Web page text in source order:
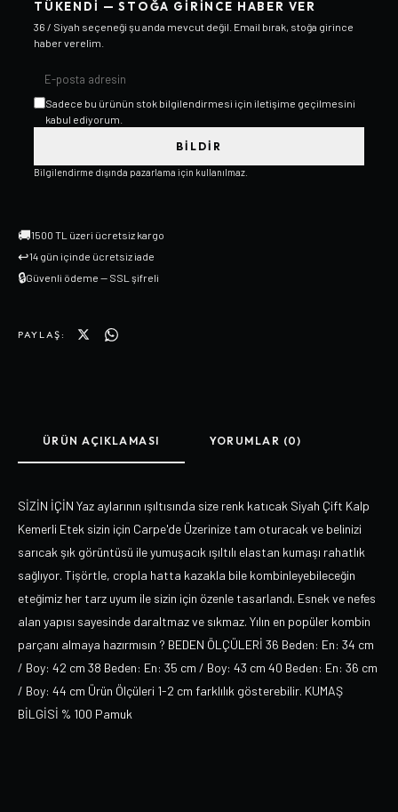
TÜKENDI — STOĞA GIRINCE HABER VER
36 / Siyah seçeneği şu anda mevcut değil. Email bırak, stoğa girince
haber verelim.
Sadece bu ürünün stok bilgilendirmesi için iletişime geçilmesini
kabul ediyorum.
BILDIR
Bilgilendirme dışında pazarlama için kullanılmaz.
🚚1500 TL üzeri ücretsiz kargo
↩14 gün içinde ücretsiz iade
🔒Güvenli ödeme — SSL şifreli
PAYLAŞ:
ÜRÜN AÇIKLAMASI YORUMLAR (0)
SİZİN İÇİN Yaz aylarının ışıltısında size renk katıcak Siyah Çift Kalp
Kemerli Etek sizin için Carpe'de Üzerinize tam oturacak ve belinizi
sarıcak şık görüntüsü ile yumuşacık ışıltılı elastan kumaşı rahatlık
sağlıyor. Tişörtle, cropla hatta kazakla bile kombinleyebileceğin
eteğimiz her tarz uyum ile sizin için özenle tasarlandı. Esnek ve nefes
alan yapısı sayesinde daraltmaz ve sıkmaz. Yılın en popüler kombin
parçanı almaya hazırmısın ? BEDEN ÖLÇÜLERİ 36 Beden: En: 34 cm
/ Boy: 42 cm 38 Beden: En: 35 cm / Boy: 43 cm 40 Beden: En: 36 cm
/ Boy: 44 cm Ürün Ölçüleri 1-2 cm farklılık gösterebilir. KUMAŞ
BİLGİSİ % 100 Pamuk